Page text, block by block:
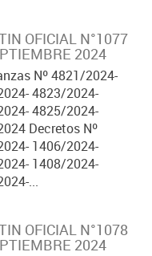
OFICIAL N°1077
2024
Nº 4821/2024-
4823/2024-
4825/2024-
Decretos Nº
1406/2024-
1408/2024-
...
OFICIAL N°1078
2024